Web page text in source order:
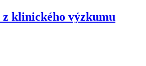
z klinického výzkumu